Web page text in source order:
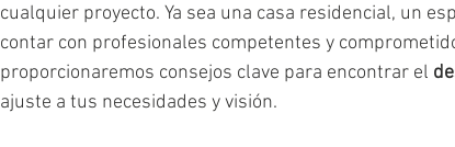
cualquier proyecto. Ya sea una casa residencial, un
contar con profesionales competentes y
proporcionaremos consejos clave para encontrar el
ajuste a tus necesidades y visión.